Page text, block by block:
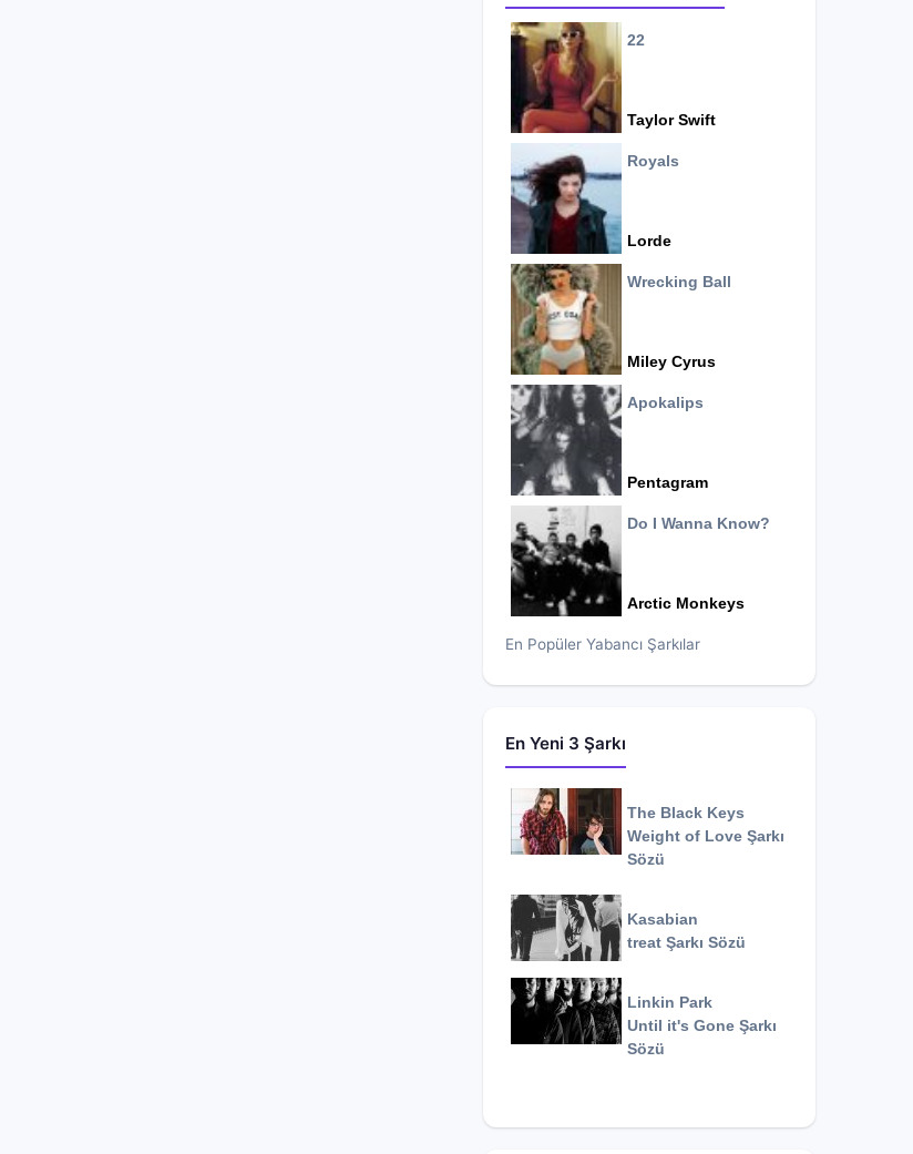
22
Taylor Swift
Royals
Lorde
Wrecking Ball
Miley Cyrus
Apokalips
Pentagram
Do I Wanna Know?
Arctic Monkeys
En Popüler Yabancı Şarkılar
En Yeni 3 Şarkı
The Black Keys
Weight of Love Şarkı
Sözü
Kasabian
treat Şarkı Sözü
Linkin Park
Until it's Gone Şarkı
Sözü